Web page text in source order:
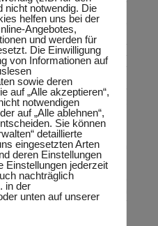
Silberhöhe in das städtische
die Stadt Halle die Idee des
einer Kanuanlegerstelle für
auch ein Sandstrand an der
„Viele Hallenser haben früher
Schwimmen gelernt. Was
an ähnlicher Stelle in der
die Forum-Sprecher die Stadt
des
Weg appelliert das Forum
weiteren Verzögerungen
zur Silberhöhe bekannt. Das
werden. Ein vom DFB
für die Nachwuchs- und die
Voraussetzung für den
so die Forum-Sprecher
nicht notwendig. Die
helfen uns bei der
Angebotes,
und werden für
Die Einwilligung
von Informationen auf
sowie deren
auf „Alle akzeptieren“,
notwendigen
auf „Alle ablehnen“,
Sie können
detaillierte
eingesetzten Arten
deren Einstellungen
Einstellungen jederzeit
nachträglich
in der
unten auf unserer